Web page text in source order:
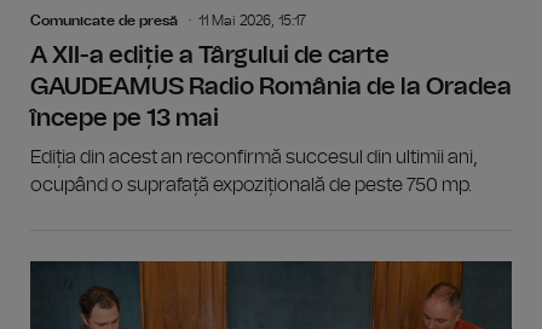
Comunicate de presă 11 Mai 2026, 15:17
A XII-a ediție a Târgului de carte
GAUDEAMUS Radio România de la Oradea
începe pe 13 mai
Ediția din acest an reconfirmă succesul din ultimii ani,
ocupând o suprafață expozițională de peste 750 mp.